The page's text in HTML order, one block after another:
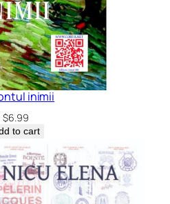
inimii
$6.99
to cart